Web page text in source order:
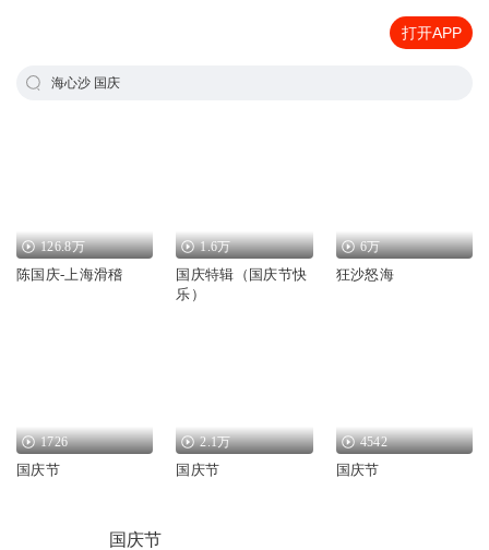
打开APP
海心沙 国庆
126.8万
陈国庆-上海滑稽
1.6万
国庆特辑（国庆节快
乐）
6万
狂沙怒海
1726
国庆节
2.1万
国庆节
4542
国庆节
国庆节